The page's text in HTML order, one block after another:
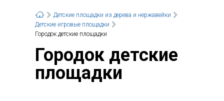
Детские площадки из дерева и нержавейки
Детские игровые площадки
Городок детские площадки
Городок детские
площадки